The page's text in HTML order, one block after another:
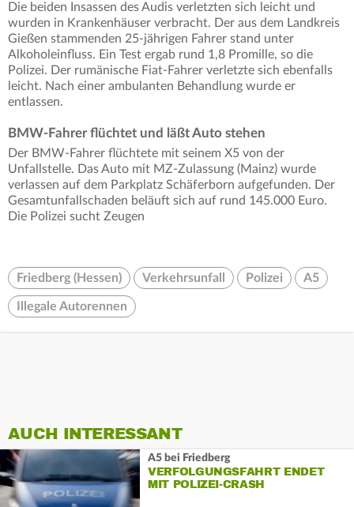
Die beiden Insassen des Audis verletzten sich leicht und
wurden in Krankenhäuser verbracht. Der aus dem Landkreis
Gießen stammenden 25-jährigen Fahrer stand unter
Alkoholeinfluss. Ein Test ergab rund 1,8 Promille, so die
Polizei. Der rumänische Fiat-Fahrer verletzte sich ebenfalls
leicht. Nach einer ambulanten Behandlung wurde er
entlassen.
BMW-Fahrer flüchtet und läßt Auto stehen
Der BMW-Fahrer flüchtete mit seinem X5 von der
Unfallstelle. Das Auto mit MZ-Zulassung (Mainz) wurde
verlassen auf dem Parkplatz Schäferborn aufgefunden. Der
Gesamtunfallschaden beläuft sich auf rund 145.000 Euro.
Die Polizei sucht Zeugen
Friedberg (Hessen) Verkehrsunfall Polizei A5
Illegale Autorennen
AUCH INTERESSANT
A5 bei Friedberg
VERFOLGUNGSFAHRT ENDET
MIT POLIZEI-CRASH